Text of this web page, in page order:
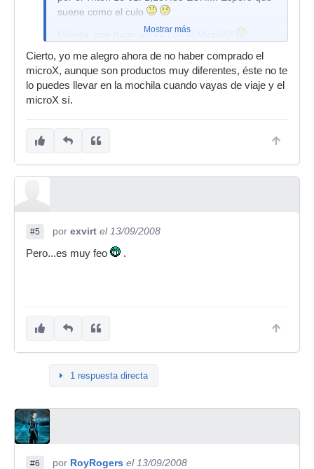
suene como el culo
Mierda, qué hago ahora con el MicroX!!
Mostrar más
Cierto, yo me alegro ahora de no haber comprado el
microX, aunque son productos muy diferentes, éste no te
lo puedes llevar en la mochila cuando vayas de viaje y el
microX sí.
#5 por exvirt el 13/09/2008
Pero...es muy feo
.
1 respuesta directa
#6 por RoyRogers el 13/09/2008